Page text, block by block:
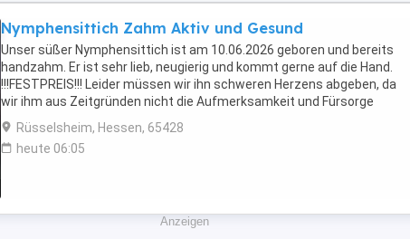
Nymphensittich Zahm Aktiv und Gesund
Unser süßer Nymphensittich ist am 10.06.2026 geboren und bereits
handzahm. Er ist sehr lieb, neugierig und kommt gerne auf die Hand.
!!!FESTPREIS!!! Leider müssen wir ihn schweren Herzens abgeben, da
wir ihm aus Zeitgründen nicht die Aufmerksamkeit und Fürsorge
schenken können, die er verdient. Das ...
Rüsselsheim, Hessen, 65428
heute 06:05
Anzeigen